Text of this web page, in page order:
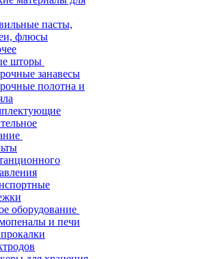
пасты,
флюсы
шторы
занавесы
полотна и
оборудование
и печи